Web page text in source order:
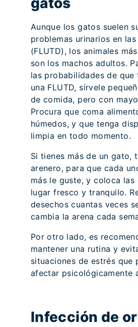
Aunque los gatos suelen
problemas urinarios en
(FLUTD), los animales
son los machos adultos.
las probabilidades de que
una FLUTD, sírvele
de comida, pero con
Procura que coma
húmedos, y que tenga
limpia en todo momento.
Si tienes más de un gato,
arenero, para que cada
más le guste, y coloca las
lugar fresco y tranquilo.
desechos cuantas veces
cambia la arena cada
Por otro lado, es
mantener una rutina y
situaciones de estrés que
afectar psicológicamente
Infección de